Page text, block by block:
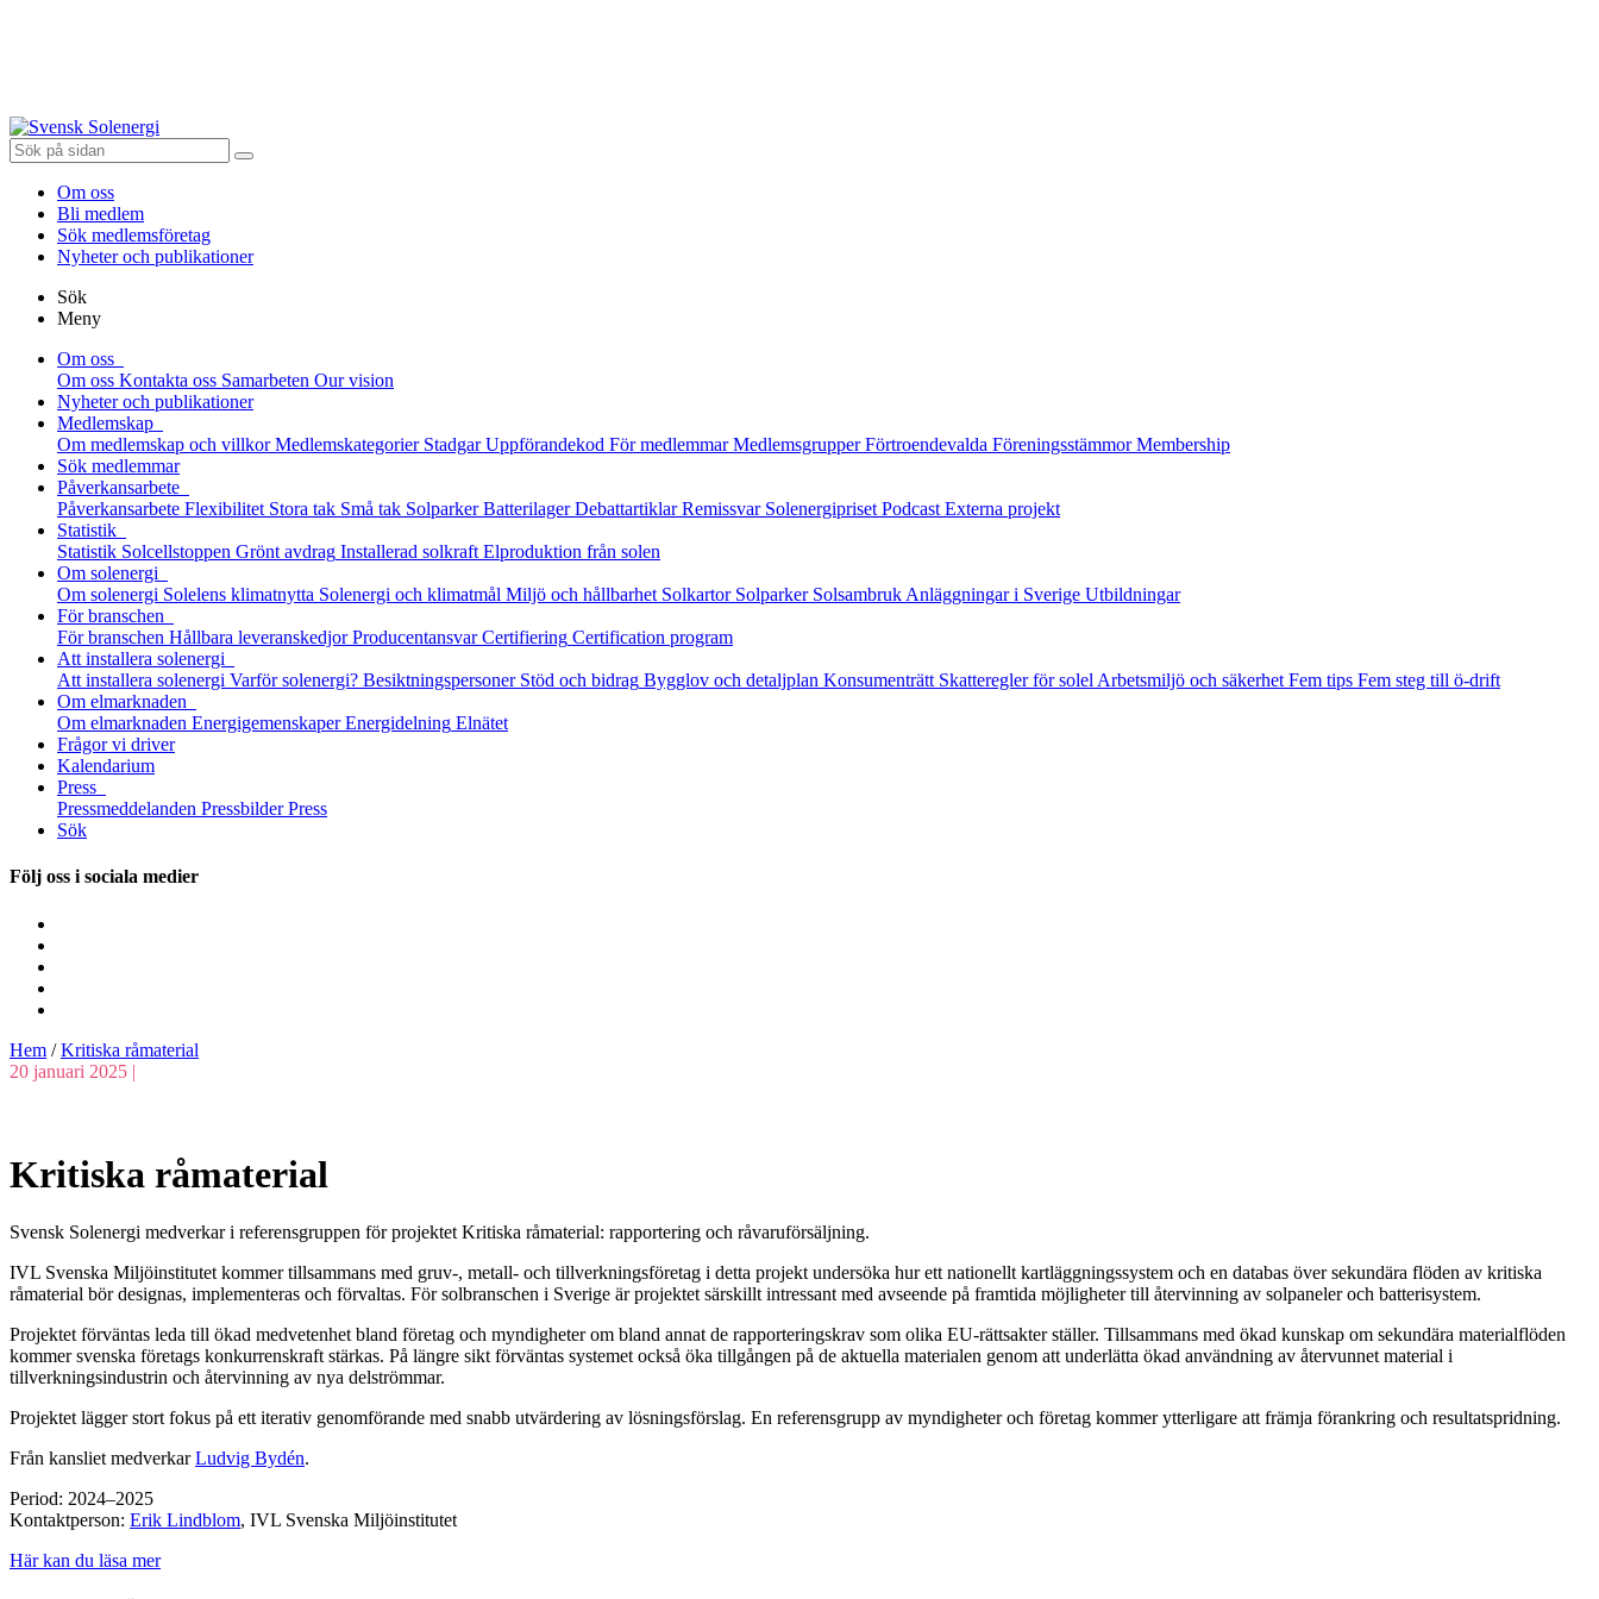
Om oss
Bli medlem
Sök medlemsföretag
Nyheter och publikationer
Sök
Meny
Om oss
Om oss Kontakta oss Samarbeten Our vision
Nyheter och publikationer
Medlemskap
Om medlemskap och villkor Medlemskategorier Stadgar Uppförandekod För medlemmar Medlemsgrupper Förtroendevalda Föreningsstämmor Membership
Sök medlemmar
Påverkansarbete
Påverkansarbete Flexibilitet Stora tak Små tak Solparker Batterilager Debattartiklar Remissvar Solenergipriset Podcast Externa projekt
Statistik
Statistik Solcellstoppen Grönt avdrag Installerad solkraft Elproduktion från solen
Om solenergi
Om solenergi Solelens klimatnytta Solenergi och klimatmål Miljö och hållbarhet Solkartor Solparker Solsambruk Anläggningar i Sverige Utbildningar
För branschen
För branschen Hållbara leveranskedjor Producentansvar Certifiering Certification program
Att installera solenergi
Att installera solenergi Varför solenergi? Besiktningspersoner Stöd och bidrag Bygglov och detaljplan Konsumenträtt Skatteregler för solel Arbetsmiljö och säkerhet Fem tips Fem steg till ö-drift
Om elmarknaden
Om elmarknaden Energigemenskaper Energidelning Elnätet
Frågor vi driver
Kalendarium
Press
Pressmeddelanden Pressbilder Press
Sök
Följ oss i sociala medier
Hem /Kritiska råmaterial
20 januari 2025 |
Kritiska råmaterial
Svensk Solenergi medverkar i referensgruppen för projektet Kritiska råmaterial: rapportering och råvaruförsäljning.
IVL Svenska Miljöinstitutet kommer tillsammans med gruv-, metall- och tillverkningsföretag i detta projekt undersöka hur ett nationellt kartläggningssystem och en databas över sekundära flöden av kritiska
råmaterial bör designas, implementeras och förvaltas. För solbranschen i Sverige är projektet särskillt intressant med avseende på framtida möjligheter till återvinning av solpaneler och batterisystem.
Projektet förväntas leda till ökad medvetenhet bland företag och myndigheter om bland annat de rapporteringskrav som olika EU-rättsakter ställer. Tillsammans med ökad kunskap om sekundära materialflöden
kommer svenska företags konkurrenskraft stärkas. På längre sikt förväntas systemet också öka tillgången på de aktuella materialen genom att underlätta ökad användning av återvunnet material i
tillverkningsindustrin och återvinning av nya delströmmar.
Projektet lägger stort fokus på ett iterativ genomförande med snabb utvärdering av lösningsförslag. En referensgrupp av myndigheter och företag kommer ytterligare att främja förankring och resultatspridning.
Från kansliet medverkarLudvig Bydén.
Period: 2024–2025
Kontaktperson: Erik Lindblom, IVL Svenska Miljöinstitutet
Här kan du läsa mer